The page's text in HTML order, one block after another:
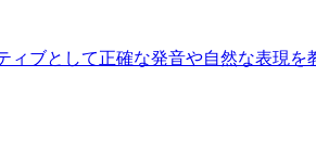
ブとして正確な発音や自然な表現を